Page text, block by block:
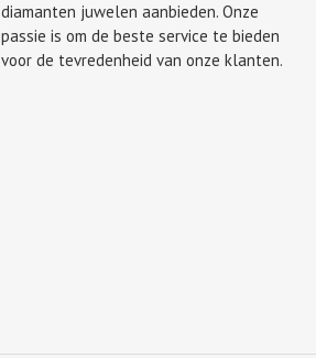
diamanten juwelen aanbieden. Onze
passie is om de beste service te bieden
voor de tevredenheid van onze klanten.